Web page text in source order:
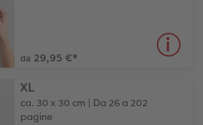
da 29,95 €*
XL
ca. 30 x 30 cm | Da 26 a 202
pagine